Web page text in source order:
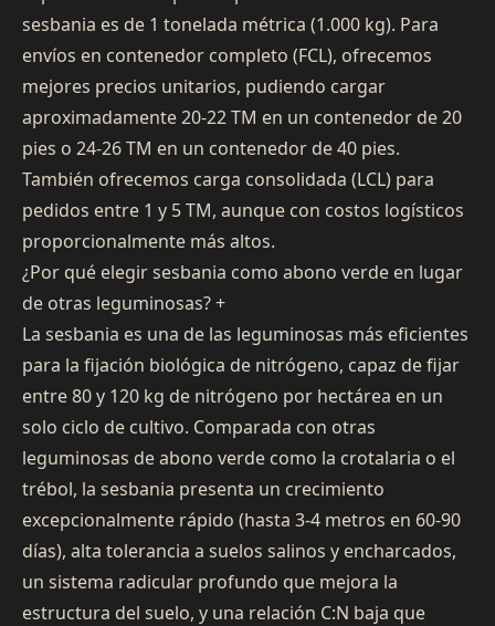
sesbania es de 1 tonelada métrica (1.000 kg). Para
envíos en contenedor completo (FCL), ofrecemos
mejores precios unitarios, pudiendo cargar
aproximadamente 20-22 TM en un contenedor de 20
pies o 24-26 TM en un contenedor de 40 pies.
También ofrecemos carga consolidada (LCL) para
pedidos entre 1 y 5 TM, aunque con costos logísticos
proporcionalmente más altos.
¿Por qué elegir sesbania como abono verde en lugar
de otras leguminosas?+
La sesbania es una de las leguminosas más eficientes
para la fijación biológica de nitrógeno, capaz de fijar
entre 80 y 120 kg de nitrógeno por hectárea en un
solo ciclo de cultivo. Comparada con otras
leguminosas de abono verde como la crotalaria o el
trébol, la sesbania presenta un crecimiento
excepcionalmente rápido (hasta 3-4 metros en 60-90
días), alta tolerancia a suelos salinos y encharcados,
un sistema radicular profundo que mejora la
estructura del suelo, y una relación C:N baja que